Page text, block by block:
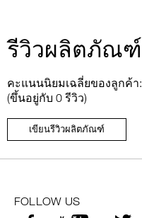
รีวิวผลิตภัณฑ์
คะแนนนิยมเฉลี่ยของลูกค้า:
(ขึ้นอยู่กับ 0 รีวิว)
เขียนรีวิวผลิตภัณฑ์
FOLLOW US